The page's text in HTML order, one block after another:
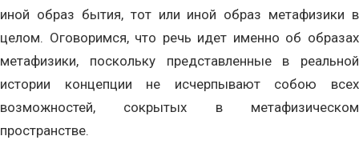
иной образ бытия, тот или иной образ метафизики в
целом. Оговоримся, что речь идет именно об образах
метафизики, поскольку представленные в реальной
истории концепции не исчерпывают собою всех
возможностей, сокрытых в метафизическом
пространстве.